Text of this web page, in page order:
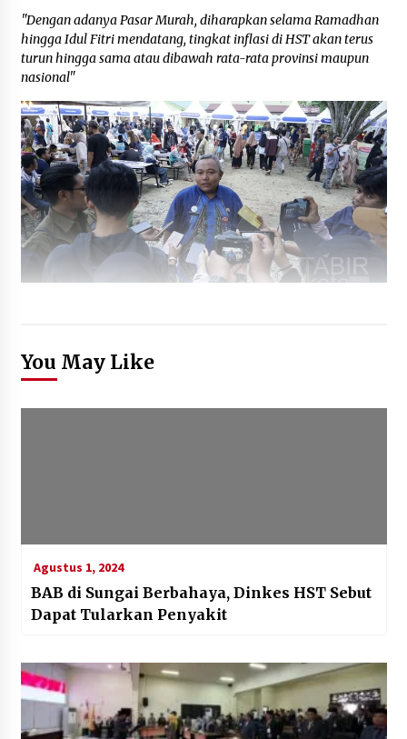
"Dengan adanya Pasar Murah, diharapkan selama Ramadhan
hingga Idul Fitri mendatang, tingkat inflasi di HST akan terus
turun hingga sama atau dibawah rata-rata provinsi maupun
nasional"
You May Like
Agustus 1, 2024
BAB di Sungai Berbahaya, Dinkes HST Sebut
Dapat Tularkan Penyakit